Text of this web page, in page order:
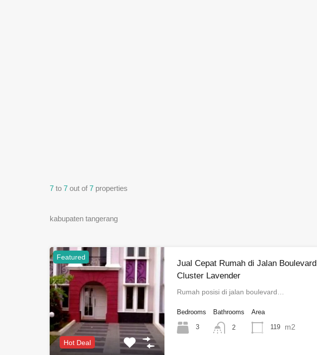
7 to 7 out of 7 properties
kabupaten tangerang
Featured
Hot Deal
Jual Cepat Rumah di Jalan Boulevard
Cluster Lavender
Rumah posisi di jalan boulevard…
Bedrooms
3
Bathrooms
2
Area
119 m2